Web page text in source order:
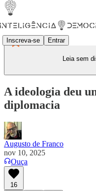
Inscreva-se Entrar
Leia sem
A ideologia deu
diplomacia
Augusto de Franco
nov 10, 2025
Ouça
16